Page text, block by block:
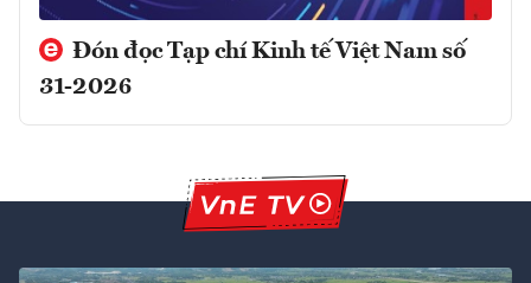
Đón đọc Tạp chí Kinh tế Việt Nam số
31-2026